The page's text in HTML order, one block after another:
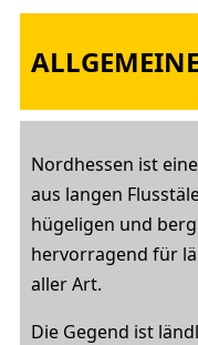
Nordhessen ist
aus langen
hügeligen und
hervorragend für
aller Art.
Die Gegend ist